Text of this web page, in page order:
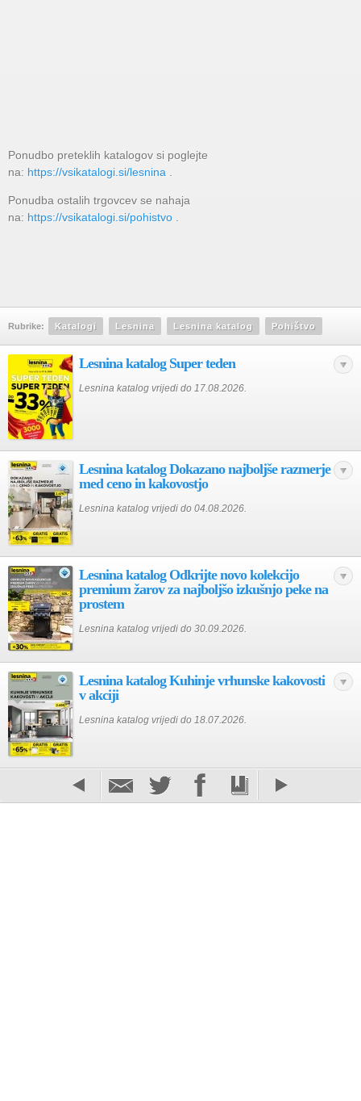
Ponudbo preteklih katalogov si poglejte
na: https://vsikatalogi.si/lesnina
Ponudba ostalih trgovcev se nahaja
na: https://vsikatalogi.si/pohistvo
Rubrike: Katalogi Lesnina Lesnina katalog Pohištvo
Lesnina katalog Super teden
Lesnina katalog vrijedi do 17.08.2026.
Lesnina katalog Dokazano najboljše razmerje
med ceno in kakovostjo
Lesnina katalog vrijedi do 04.08.2026.
Lesnina katalog Odkrijte novo kolekcijo
premium žarov za najboljšo izkušnjo peke na
prostem
Lesnina katalog vrijedi do 30.09.2026.
Lesnina katalog Kuhinje vrhunske kakovosti
v akciji
Lesnina katalog vrijedi do 18.07.2026.